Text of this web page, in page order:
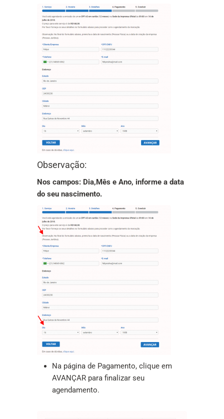
Observação:
Nos campos: Dia,Mês e Ano, informe a data
do seu nascimento.
Na página de Pagamento, clique em
AVANÇAR para finalizar seu
agendamento.